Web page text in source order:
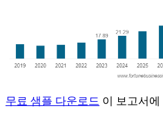
무료 샘플 다운로드 이 보고서